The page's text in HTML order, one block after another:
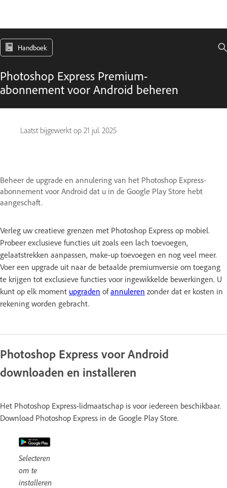
Handboek
Photoshop Express Premium-
abonnement voor Android beheren
Laatst bijgewerkt op 21 jul. 2025
Beheer de upgrade en annulering van het Photoshop Express-
abonnement voor Android dat u in de Google Play Store hebt
aangeschaft.
Verleg uw creatieve grenzen met Photoshop Express op mobiel.
Probeer exclusieve functies uit zoals een lach toevoegen,
gelaatstrekken aanpassen, make-up toevoegen en nog veel meer.
Voer een upgrade uit naar de betaalde premiumversie om toegang
te krijgen tot exclusieve functies voor ingewikkelde bewerkingen. U
kunt op elk moment upgraden ofannuleren zonder dat er kosten in
rekening worden gebracht.
Photoshop Express voor Android
downloaden en installeren
Het Photoshop Express-lidmaatschap is voor iedereen beschikbaar.
Download Photoshop Express in de Google Play Store.
Selecteren
om te
installeren